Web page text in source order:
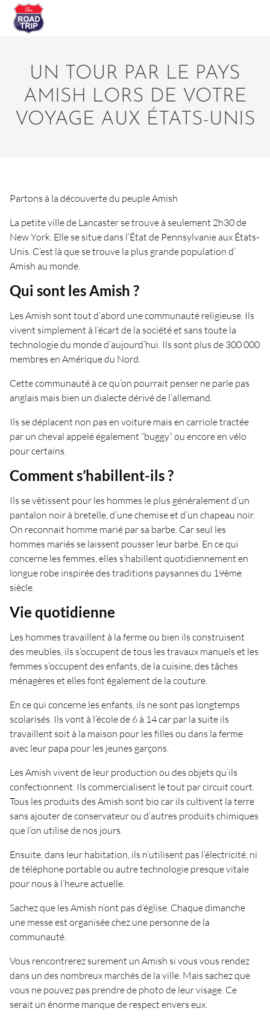
UN TOUR PAR LE PAYS
AMISH LORS DE VOTRE
VOYAGE AUX ÉTATS-UNIS
Partons à la découverte du peuple Amish
La petite ville de Lancaster se trouve à seulement 2h30 de
New York. Elle se situe dans l’État de Pennsylvanie aux États-
Unis. C’est là que se trouve la plus grande population d’
Amish au monde.
Qui sont les Amish ?
Les Amish sont tout d’abord une communauté religieuse. Ils
vivent simplement à l’écart de la société et sans toute la
technologie du monde d’aujourd’hui. Ils sont plus de 300 000
membres en Amérique du Nord.
Cette communauté à ce qu’on pourrait penser ne parle pas
anglais mais bien un dialecte dérivé de l’allemand.
Ils se déplacent non pas en voiture mais en carriole tractée
par un cheval appelé également “buggy” ou encore en vélo
pour certains.
Comment s’habillent-ils ?
Ils se vêtissent pour les hommes le plus généralement d’un
pantalon noir à bretelle, d’une chemise et d’un chapeau noir.
On reconnait homme marié par sa barbe. Car seul les
hommes mariés se laissent pousser leur barbe. En ce qui
concerne les femmes, elles s’habillent quotidiennement en
longue robe inspirée des traditions paysannes du 19ème
siècle.
Vie quotidienne
Les hommes travaillent à la ferme ou bien ils construisent
des meubles, ils s’occupent de tous les travaux manuels et les
femmes s’occupent des enfants, de la cuisine, des tâches
ménagères et elles font également de la couture.
En ce qui concerne les enfants, ils ne sont pas longtemps
scolarisés. Ils vont à l’école de 6 à 14 car par la suite ils
travaillent soit à la maison pour les filles ou dans la ferme
avec leur papa pour les jeunes garçons.
Les Amish vivent de leur production ou des objets qu’ils
confectionnent. Ils commercialisent le tout par circuit court.
Tous les produits des Amish sont bio car ils cultivent la terre
sans ajouter de conservateur ou d’autres produits chimiques
que l’on utilise de nos jours.
Ensuite, dans leur habitation, ils n’utilisent pas l’électricité, ni
de téléphone portable ou autre technologie presque vitale
pour nous à l’heure actuelle.
Sachez que les Amish n’ont pas d’église. Chaque dimanche
une messe est organisée chez une personne de la
communauté.
Vous rencontrerez surement un Amish si vous vous rendez
dans un des nombreux marchés de la ville. Mais sachez que
vous ne pouvez pas prendre de photo de leur visage. Ce
serait un énorme manque de respect envers eux.